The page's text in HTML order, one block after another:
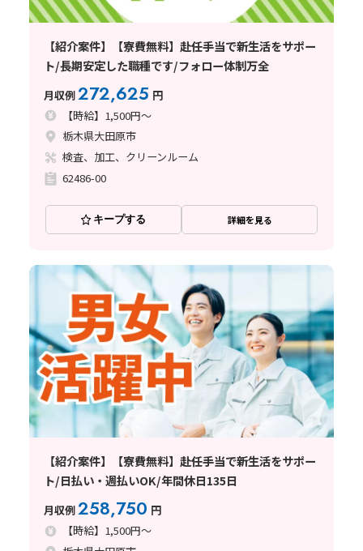
【紹介案件】【寮費無料】赴任手当で新生活をサポー
ト/長期安定した職種です/フォロー体制万全
月収例272,625 円
【時給】1,500円～
栃木県大田原市
検査、加工、クリーンルーム
62486-00
キープする 詳細を見る
【紹介案件】【寮費無料】赴任手当で新生活をサポー
ト/日払い・週払いOK/年間休日135日
月収例258,750 円
【時給】1,500円～